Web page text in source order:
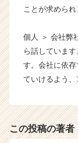
ことが求めら
個人 ＞ 会社弊
ら話していま
す。会社に依
ていけるよう、
この投稿の著者